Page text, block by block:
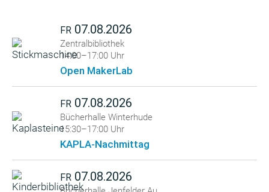
FR 07.08.2026
Zentralbibliothek
14:00–17:00 Uhr
Open MakerLab
FR 07.08.2026
Bücherhalle Winterhude
15:30–17:00 Uhr
KAPLA-Nachmittag
FR 07.08.2026